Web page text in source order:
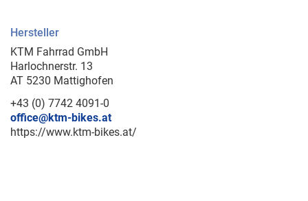
Hersteller
KTM Fahrrad GmbH
Harlochnerstr. 13
AT 5230 Mattighofen
+43 (0) 7742 4091-0
office@ktm-bikes.at
https://www.ktm-bikes.at/